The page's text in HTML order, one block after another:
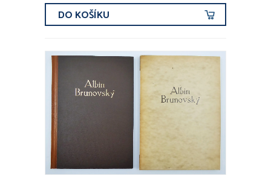
DO KOŠÍKU